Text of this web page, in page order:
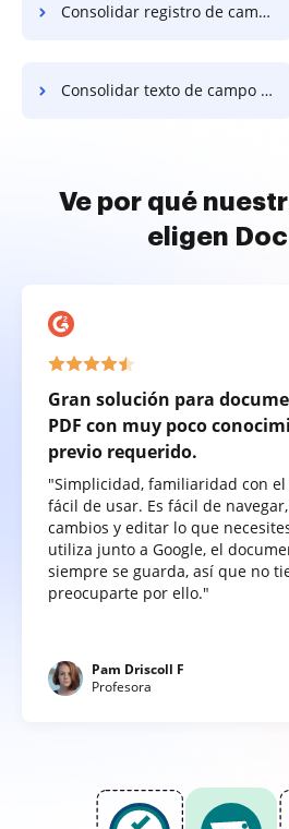
Consolidar registro de campo condicional
Consolidar texto de campo condicional
Ve por qué
eligen
Gran solución para
PDF con muy poco
previo requerido.
"Simplicidad, familiaridad con
fácil de usar. Es fácil de
cambios y editar lo que
utiliza junto a Google, el
siempre se guarda, así que no
preocuparte por ello."
Pam Driscoll F
Profesora